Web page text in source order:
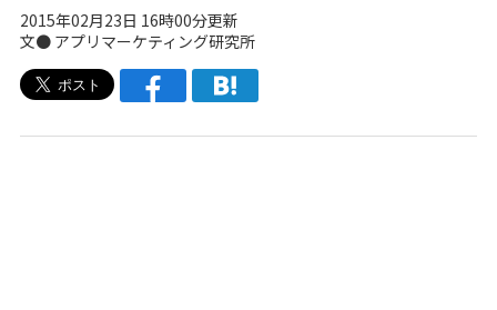
2015年02月23日 16時00分更新
文● アプリマーケティング研究所